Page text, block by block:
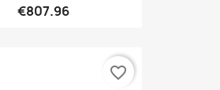
€807.96
favorite_border